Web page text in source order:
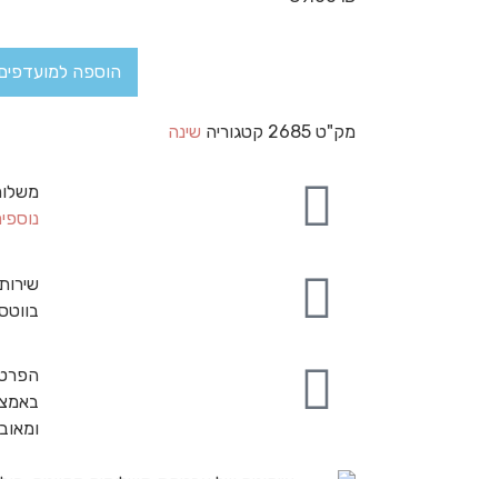
הוספה
מק"ט 2685 קטגוריה שינה